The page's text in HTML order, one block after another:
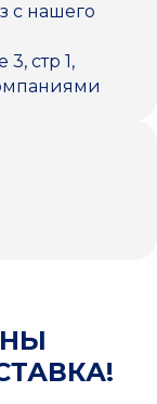
с нашего
стр 1,